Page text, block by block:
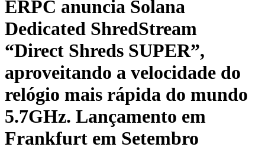
ERPC anuncia Solana
Dedicated ShredStream
“Direct Shreds SUPER”,
aproveitando a velocidade do
relógio mais rápida do mundo
5.7GHz. Lançamento em
Frankfurt em Setembro